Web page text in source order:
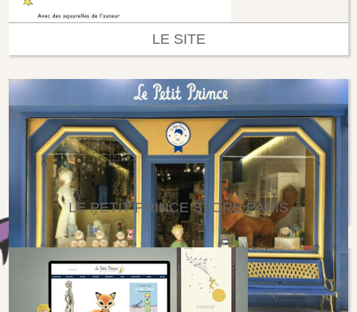
LE SITE
LE PETIT PRINCE STORE PARIS